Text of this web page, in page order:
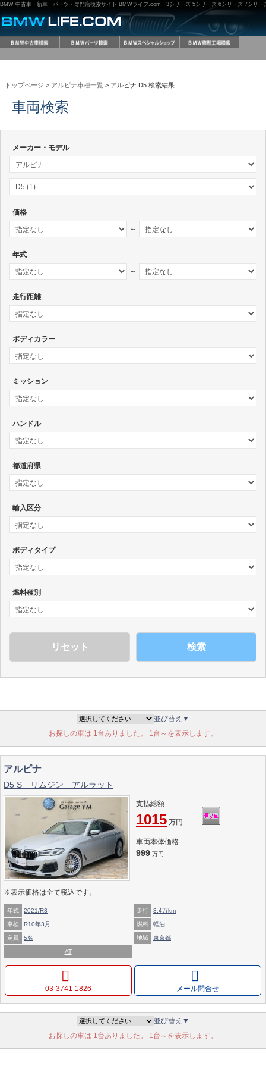
BMW 中古車・新車・パーツ・専門店検索サイト BMWライフ.com 3シリーズ 5シリーズ 6シリーズ 7シリ
トップページ > アルピナ車種一覧 > アルピナ D5 検索結果
車両検索
メーカー・モデル
価格
～
年式
～
走行距離
ボディカラー
ミッション
ハンドル
都道府県
輸入区分
ボディタイプ
燃料種別
検索
並び替え▼
お探しの車は 1台ありました。 1台～を表示します。
アルピナ
D5 S リムジン アルラット
支払総額
1015 万円
車両本体価格
999 万円
※表示価格は全て税込です。
年式 2021/R3 走行 3.4万km
車検 R10年3月 燃料 軽油
定員 5名 地域 東京都
AT
03-3741-1826 メール問合せ
並び替え▼
お探しの車は 1台ありました。 1台～を表示します。